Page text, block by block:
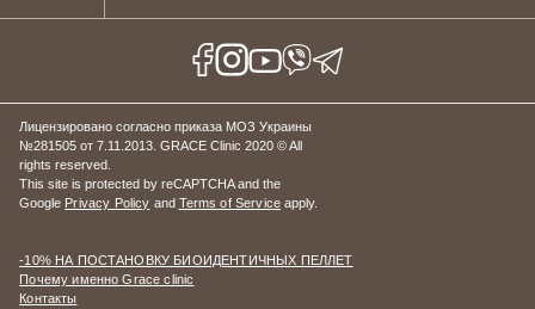
Лицензировано согласно приказа МОЗ Украины
№281505 от 7.11.2013. GRACE Clinic 2020 © All
rights reserved.
This site is protected by reCAPTCHA and the
Google Privacy Policy and Terms of Service apply.
-10% НА ПОСТАНОВКУ БИОИДЕНТИЧНЫХ ПЕЛЛЕТ
Почему именно Grace clinic
Контакты